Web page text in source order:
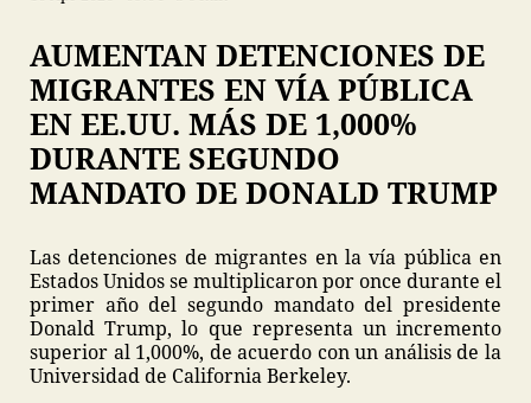
AUMENTAN DETENCIONES DE
MIGRANTES EN VÍA PÚBLICA
EN EE.UU. MÁS DE 1,000%
DURANTE SEGUNDO
MANDATO DE DONALD TRUMP
Las detenciones de migrantes en la vía pública en
Estados Unidos se multiplicaron por once durante el
primer año del segundo mandato del presidente
Donald Trump, lo que representa un incremento
superior al 1,000%, de acuerdo con un análisis de la
Universidad de California Berkeley.